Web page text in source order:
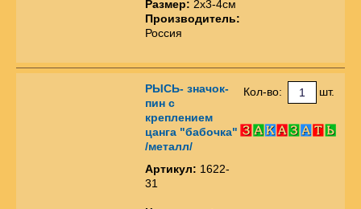
Размер: 2х3-4см
Производитель:
Россия
РЫСЬ- значок-
пин с
креплением
цанга "бабочка"
/металл/
Артикул: 1622-
31
Кол-во: шт.